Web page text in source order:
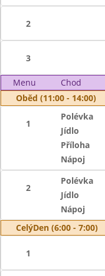
2
3
Menu Chod
Oběd (11:00 - 14:00)
1
Polévka
Jídlo
Příloha
Nápoj
2
Polévka
Jídlo
Nápoj
CelýDen (6:00 - 7:00)
1